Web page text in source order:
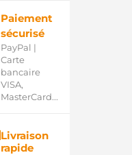
Paiement
sécurisé
PayPal |
Carte
bancaire
VISA,
MasterCard...
Livraison
rapide